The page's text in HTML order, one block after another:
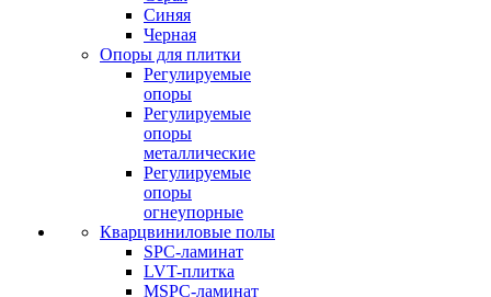
Синяя
Черная
Опоры для плитки
Регулируемые
опоры
Регулируемые
опоры
металлические
Регулируемые
опоры
огнеупорные
Кварцвиниловые полы
SPC-ламинат
LVT-плитка
MSPC-ламинат